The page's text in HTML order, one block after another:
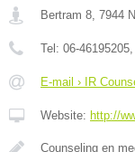
Bertram 8 7944
Tel: 06-46195205
E-mail › IR
Website: http://
Counseling en